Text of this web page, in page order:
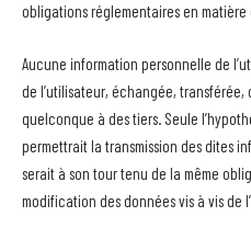
obligations réglementaires en
Aucune information personnelle de
de l’utilisateur, échangée,
quelconque à des tiers. Seule
permettrait la transmission des dites
serait à son tour tenu de la même
modification des données vis à vis de